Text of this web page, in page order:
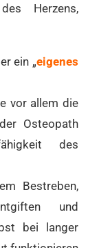
Herzens,
ein „eigenes
vor allem die
Osteopath
des
Bestreben,
und
bei langer